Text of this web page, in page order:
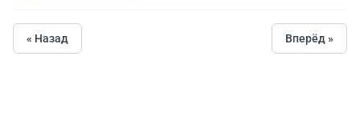
« Назад Вперёд »